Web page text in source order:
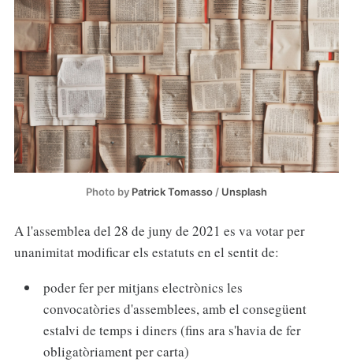
Photo by Patrick Tomasso/ Unsplash
A l'assemblea del 28 de juny de 2021 es va votar per
unanimitat modificar els estatuts en el sentit de:
poder fer per mitjans electrònics les
convocatòries d'assemblees, amb el consegüent
estalvi de temps i diners (fins ara s'havia de fer
obligatòriament per carta)